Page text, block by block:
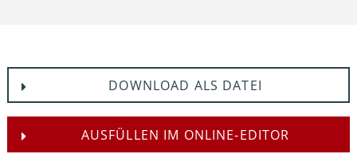
DOWNLOAD ALS DATEI
AUSFÜLLEN IM ONLINE-EDITOR